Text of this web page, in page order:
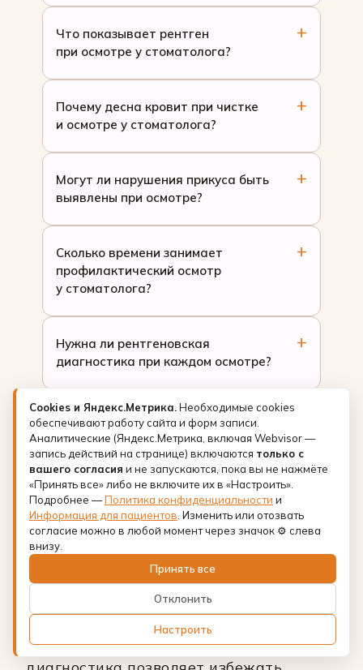
Что показывает рентген
при осмотре у стоматолога?
Почему десна кровит при чистке
и осмотре у стоматолога?
Могут ли нарушения прикуса быть
выявлены при осмотре?
Сколько времени занимает
профилактический осмотр
у стоматолога?
Нужна ли рентгеновская
диагностика при каждом осмотре?
Может ли стоматолог
предотвратить кариес
при регулярных осмотрах?
Осмотр стоматолога каждые полгода —
это не трата времени, а инвестиция
в здоровье зубов и экономию
на лечении в будущем. Ранняя
Cookies и Яндекс.Метрика.Необходимые cookies
обеспечивают работу сайта и форм записи.
Аналитические (Яндекс.Метрика, включая Webvisor —
запись действий на странице) включаются только с
вашего согласия и не запускаются, пока вы не нажмёте
«Принять все» либо не включите их в «Настроить».
Подробнее —Политика конфиденциальности и
Информация для пациентов . Изменить или отозвать
согласие можно в любой момент через значок ⚙ слева
внизу.
Принять все
Отклонить
Настроить